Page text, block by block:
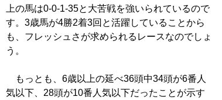
上の馬は0-0-1-35と大苦戦を強いられているので
す。3歳馬が4勝2着3回と活躍していることから
も、フレッシュさが求められるレースなのでしょ
う。
もっとも、6歳以上の延べ36頭中34頭が6番人
気以下、28頭が10番人気以下だったことが示す